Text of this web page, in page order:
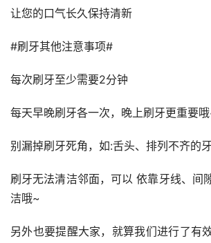
让您的口气长久保持清新
#刷牙其他注意事项#
每次刷牙至少需要2分钟
每天早晚刷牙各一次，晚上刷牙更重要
别漏掉刷牙死角，如:舌头、排列不齐的
刷牙无法清洁邻面，可以 依靠牙线、间
洁哦~
另外也要提醒大家，就算我们进行了有